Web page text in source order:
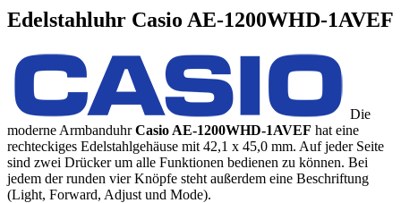
Edelstahluhr Casio AE-1200WHD-1AVEF
Die
moderne ArmbanduhrCasio AE-1200WHD-1AVEF hat eine
rechteckiges Edelstahlgehäuse mit 42,1 x 45,0 mm. Auf jeder Seite
sind zwei Drücker um alle Funktionen bedienen zu können. Bei
jedem der runden vier Knöpfe steht außerdem eine Beschriftung
(Light, Forward, Adjust und Mode).